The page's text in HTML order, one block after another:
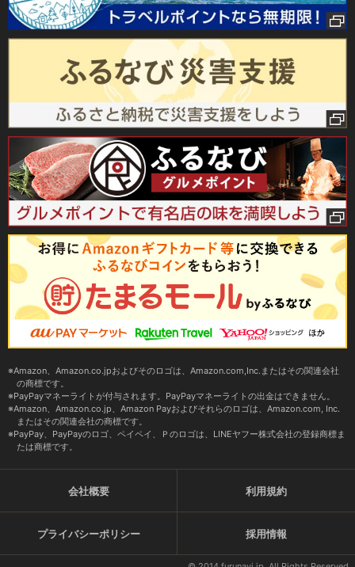
Amazon、Amazon.co.jpおよびそのロゴは、Amazon.com,Inc.またはその関連会社
の商標です。
PayPayマネーライトが付与されます。PayPayマネーライトの出金はできません。
Amazon、Amazon.co.jp、Amazon Payおよびそれらのロゴは、Amazon.com, Inc.
またはその関連会社の商標です。
PayPay、PayPayのロゴ、ペイペイ、Ｐのロゴは、LINEヤフー株式会社の登録商標ま
たは商標です。
会社概要 利用規約
プライバシーポリシー 採用情報